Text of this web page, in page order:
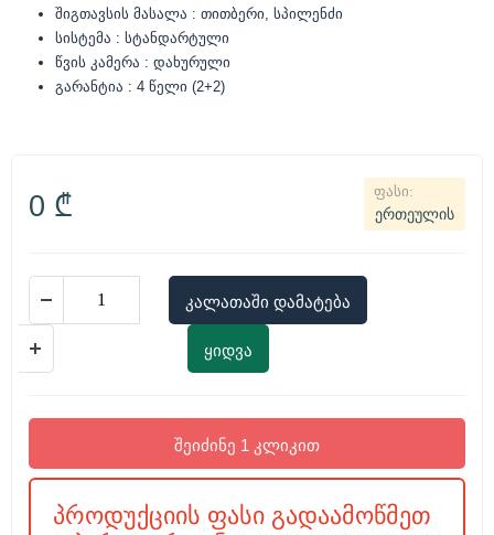
შიგთავსის მასალა : თითბერი, სპილენძი
სისტემა : სტანდარტული
წვის კამერა : დახურული
გარანტია : 4 წელი (2+2)
0 ₾ ერთეულის
კალათაში დამატება
ყიდვა
შეიძინე 1 კლიკით
პროდუქციის ფასი გადაამოწმეთ